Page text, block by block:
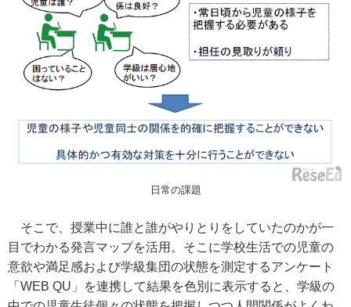
日常の課題
そこで、授業中に誰と誰がやりとりをしていたのかが一
目でわかる発言マップを活用。そこに学校生活での児童の
意欲や満足感および学級集団の状態を測定するアンケート
「WEB QU」を連携して結果を色別に表示すると、学級の